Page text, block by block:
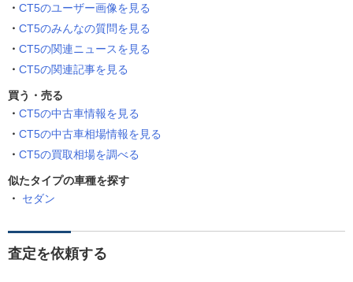
CT5のユーザー画像を見る
CT5のみんなの質問を見る
CT5の関連ニュースを見る
CT5の関連記事を見る
買う・売る
CT5の中古車情報を見る
CT5の中古車相場情報を見る
CT5の買取相場を調べる
似たタイプの車種を探す
セダン
査定を依頼する